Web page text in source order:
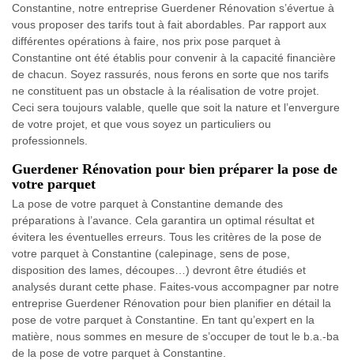
Constantine, notre entreprise Guerdener Rénovation s’évertue à
vous proposer des tarifs tout à fait abordables. Par rapport aux
différentes opérations à faire, nos prix pose parquet à
Constantine ont été établis pour convenir à la capacité financière
de chacun. Soyez rassurés, nous ferons en sorte que nos tarifs
ne constituent pas un obstacle à la réalisation de votre projet.
Ceci sera toujours valable, quelle que soit la nature et l’envergure
de votre projet, et que vous soyez un particuliers ou
professionnels.
Guerdener Rénovation pour bien préparer la pose de
votre parquet
La pose de votre parquet à Constantine demande des
préparations à l’avance. Cela garantira un optimal résultat et
évitera les éventuelles erreurs. Tous les critères de la pose de
votre parquet à Constantine (calepinage, sens de pose,
disposition des lames, découpes…) devront être étudiés et
analysés durant cette phase. Faites-vous accompagner par notre
entreprise Guerdener Rénovation pour bien planifier en détail la
pose de votre parquet à Constantine. En tant qu’expert en la
matière, nous sommes en mesure de s’occuper de tout le b.a.-ba
de la pose de votre parquet à Constantine.